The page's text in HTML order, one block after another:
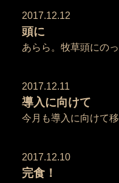
2017.12.12
頭に
あらら。牧草頭にの
2017.12.11
導入に向けて
今月も導入に向けて
2017.12.10
完食！